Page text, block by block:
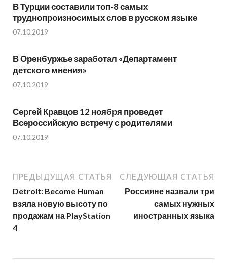
В Турции составили топ-8 самых
труднопроизносимых слов в русском языке
07.10.2019
В Оренбуржье заработал «Департамент
детского мнения»
07.10.2019
Сергей Кравцов 12 ноября проведет
Всероссийскую встречу с родителями
07.10.2019
ПРЕДЫДУЩАЯ СТАТЬЯ
Detroit: Become Human
взяла новую высоту по
продажам на PlayStation
4
СЛЕДУЮЩАЯ СТАТЬЯ
Россияне назвали три
самых нужных
иностранных языка